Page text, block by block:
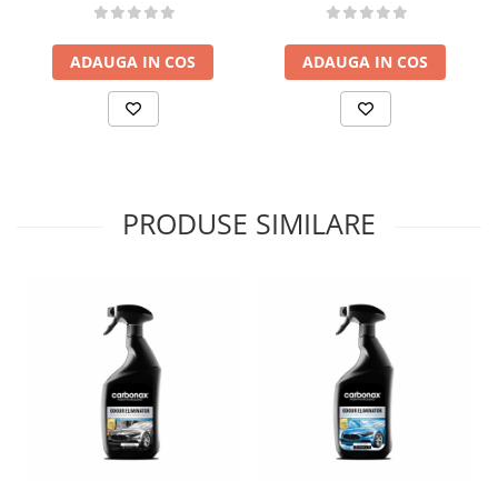
ADAUGA IN COS ADAUGA IN COS
PRODUSE SIMILARE